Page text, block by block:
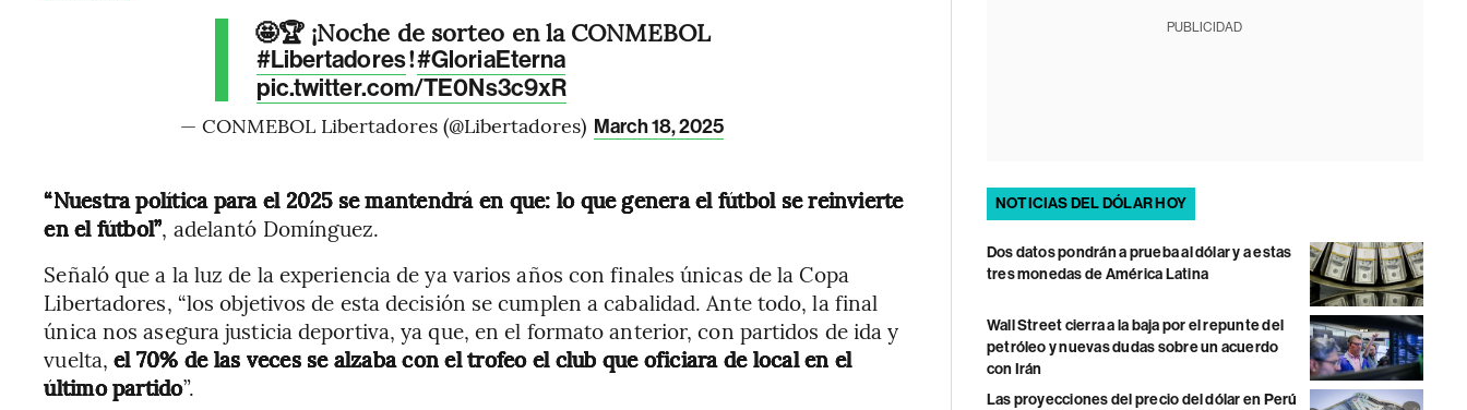
🤩🏆 ¡Noche de sorteo en la CONMEBOL
#Libertadores!#GloriaEterna
pic.twitter.com/TE0Ns3c9xR
— CONMEBOL Libertadores (@Libertadores) March 18, 2025
“Nuestra política para el 2025 se mantendrá en que: lo que genera el fútbol se reinvierte
en el fútbol”, adelantó Domínguez.
Señaló que a la luz de la experiencia de ya varios años con finales únicas de la Copa
Libertadores, “los objetivos de esta decisión se cumplen a cabalidad. Ante todo, la final
única nos asegura justicia deportiva, ya que, en el formato anterior, con partidos de ida y
vuelta, el 70% de las veces se alzaba con el trofeo el club que oficiara de local en el
último partido”.
PUBLICIDAD
NOTICIAS DEL DÓLAR HOY
Dos datos pondrán a prueba al dólar y a estas
tres monedas de América Latina
Wall Street cierra a la baja por el repunte del
petróleo y nuevas dudas sobre un acuerdo
con Irán
Las proyecciones del precio del dólar en Perú